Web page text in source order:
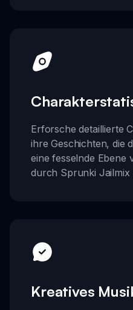
Erforsche detaillierte
ihre Geschichten, die
eine fesselnde Ebene
durch Sprunki Jailmix
Kreatives